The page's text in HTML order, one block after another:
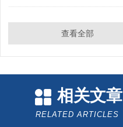
查看全部
相关文章
RELATED ARTICLES